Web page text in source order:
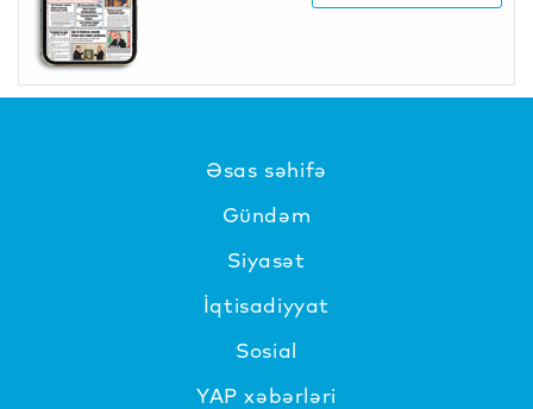
Əsas səhifə
Gündəm
Siyasət
İqtisadiyyat
Sosial
YAP xəbərləri